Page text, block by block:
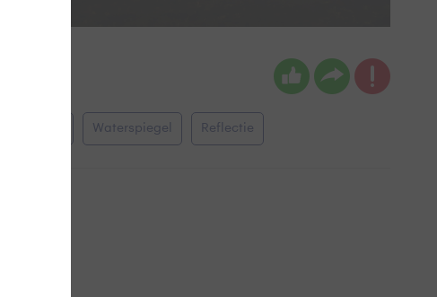
Waterspiegel Reflectie